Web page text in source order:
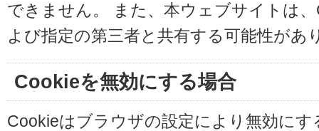
できません。 また、本ウェブサイトは
よび指定の第三者と共有する可能性があ
Cookieを無効にする場合
Cookieはブラウザの設定により無効に